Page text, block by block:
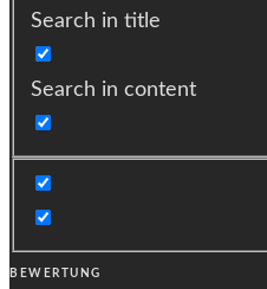
Search in title
Search in content
BEWERTUNG